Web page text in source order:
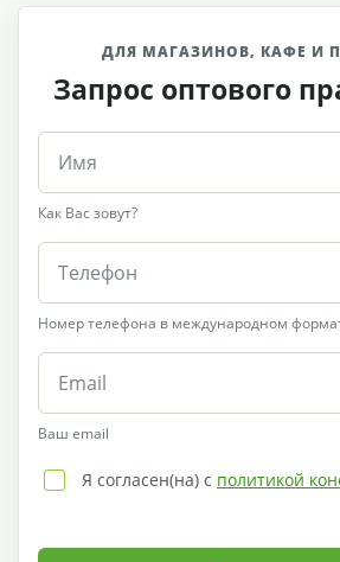
ДЛЯ МАГАЗИНОВ, КАФЕ И
Запрос оптового
Как Вас зовут?
Номер телефона в международном
Ваш email
Я согласен(на) с политикой